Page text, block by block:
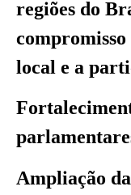
regiões do
local e a
Ampliação